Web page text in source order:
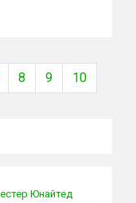
8 9 10
Юнайтед